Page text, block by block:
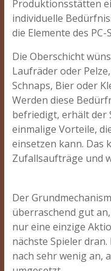
Produktionsstätten
individuelle
die Elemente des
Die Oberschicht
Laufräder oder
Schnaps, Bier oder
Werden diese
befriedigt, erhält der
einmalige Vorteile,
einsetzen kann. Das
Zufallsaufträge und
Der
überraschend gut
nur eine einzige
nächste Spieler
nach sehr wenig an,